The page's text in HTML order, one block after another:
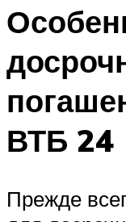
ВТБ 24
Прежде